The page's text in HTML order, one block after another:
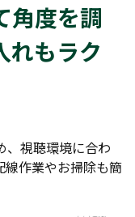
角度を調
れもラク
、視聴環境に合わ
作業やお掃除も簡